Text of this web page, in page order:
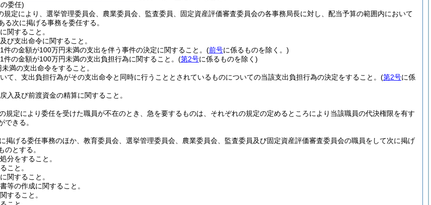
委任)
規定により、選挙管理委員会、農業委員会、監査委員、固定資産評価審査委員会の各事務局長に対し、配当予算の範囲内において
る次に掲げる事務を委任する。
関すること。
び支出命令に関すること。
件の金額が100万円未満の支出を伴う事件の決定に関すること。 (前号に係るものを除く。)
件の金額が100万円未満の支出負担行為に関すること。 (第2号に係るものを除く)
満の支出命令をすること。
て、支出負担行為がその支出命令と同時に行うこととされているものについての当該支出負担行為の決定をすること。 (第2号に係
入及び前渡資金の精算に関すること。
規定により委任を受けた職員が不在のとき、急を要するものは、それぞれの規定の定めるところにより当該職員の代決権限を有す
できる。
掲げる委任事務のほか、教育委員会、選挙管理委員会、農業委員会、監査委員及び固定資産評価審査委員会の職員をして次に掲げ
のとする。
分をすること。
こと。
関すること。
等の作成に関すること。
すること。